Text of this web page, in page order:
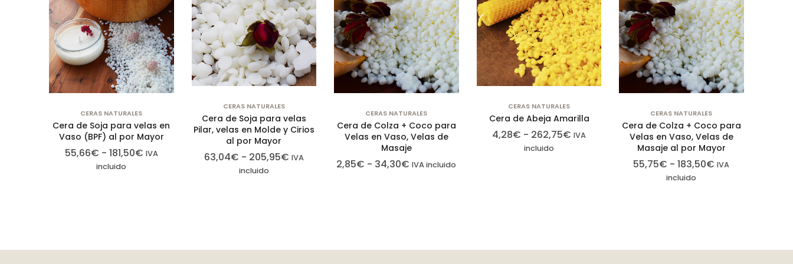
CERAS NATURALES
Cera de Soja para velas en
Vaso (BPF) al por Mayor
55,66€ - 181,50€ IVA
incluido
CERAS NATURALES
Cera de Soja para velas
Pilar, velas en Molde y Cirios
al por Mayor
63,04€ - 205,95€ IVA
incluido
CERAS NATURALES
Cera de Colza + Coco para
Velas en Vaso, Velas de
Masaje
2,85€ - 34,30€ IVA incluido
CERAS NATURALES
Cera de Abeja Amarilla
4,28€ - 262,75€ IVA
incluido
CERAS NATURALES
Cera de Colza + Coco para
Velas en Vaso, Velas de
Masaje al por Mayor
55,75€ - 183,50€ IVA
incluido
configurar su
navegador
para bloquear
o alertar sobre
estas cookies,
pero algunas
partes del sitio
no funcionarán.
Estas cookies
no almacenan
información de